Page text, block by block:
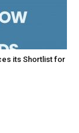
its Shortlist for